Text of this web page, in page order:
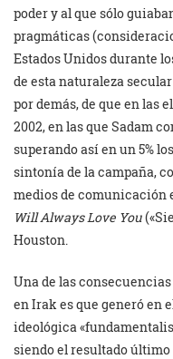
poder y al que sólo
pragmáticas
Estados Unidos durante
de esta naturaleza
por demás, de que en las
2002, en las que Sadam
superando así en un 5%
sintonía de la campaña,
medios de comunicación
Will Always Love You
Houston.
Una de las
en Irak es que generó en
ideológica
siendo el resultado